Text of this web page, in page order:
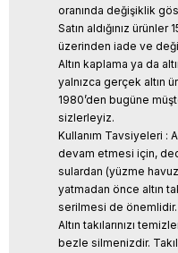
oranında değişiklik
Satın aldığınız
üzerinden iade ve
Altın kaplama ya da
yalnızca gerçek altın
1980’den bugüne
sizlerleyiz.
Kullanım Tavsiyeleri :
devam etmesi için,
sulardan (yüzme
yatmadan önce altın
serilmesi de önemlidir.
Altın takılarınızı
bezle silmenizdir.